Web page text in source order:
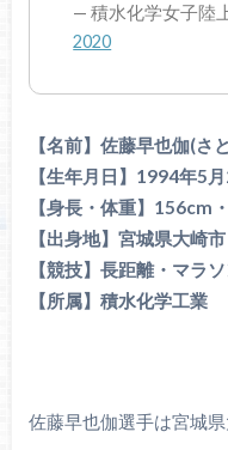
— 積水化学女子陸
2020
【名前】佐藤早也伽(さ
【生年月日】1994年5
【身長・体重】156cm
【出身地】宮城県大崎市
【競技】長距離・マラ
【所属】積水化学工業
佐藤早也伽選手は宮城県